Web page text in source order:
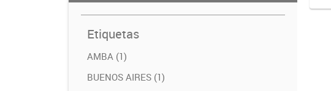
Etiquetas
AMBA (1)
BUENOS AIRES (1)